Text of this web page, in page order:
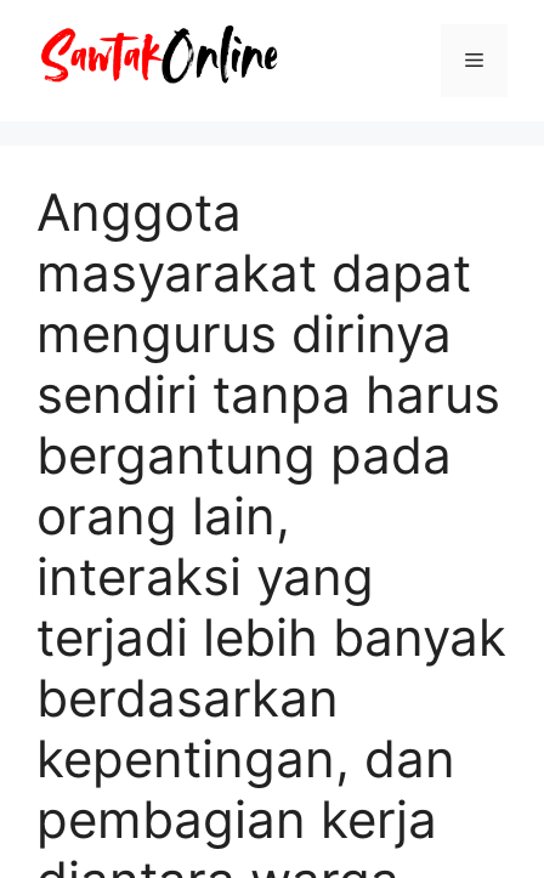
Menu
Anggota
masyarakat dapat
mengurus dirinya
sendiri tanpa harus
bergantung pada
orang lain,
interaksi yang
terjadi lebih banyak
berdasarkan
kepentingan, dan
pembagian kerja